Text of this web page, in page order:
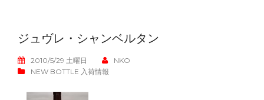
ジュヴレ・シャンベルタン
2010/5/29 土曜日
NKO
NEW BOTTLE 入荷情報